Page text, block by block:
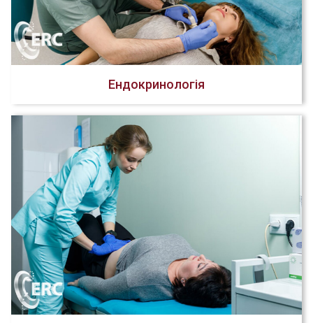
Ендокринологія